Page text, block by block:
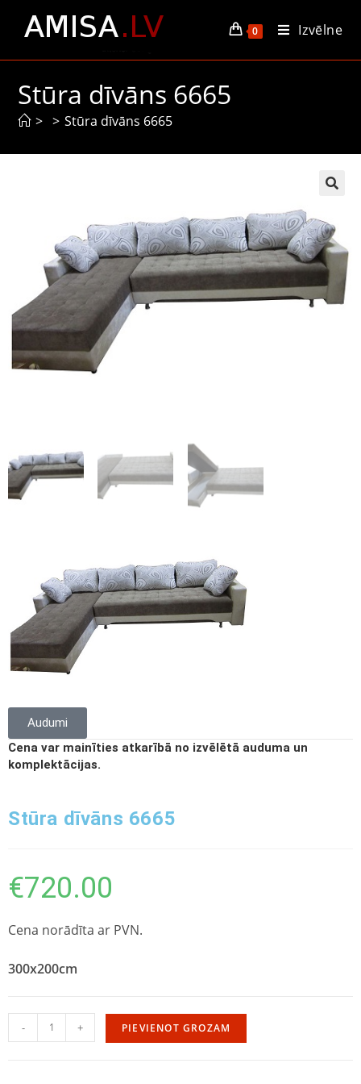
0 Izvēlne
Stūra dīvāns 6665
> > Stūra dīvāns 6665
Audumi
Cena var mainīties atkarībā no izvēlētā auduma un
komplektācijas.
Stūra dīvāns 6665
€720.00
Cena norādīta ar PVN.
300x200cm
- + PIEVIENOT GROZAM